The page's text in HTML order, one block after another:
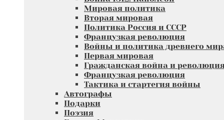
Мировая политика
Вторая мировая
Политика Россия и СССР
Французкая революция
Войны и политика древнего
Первая мировая
Гражданская война и
Французкая революция
Тактика и стартегия войны
Автографы
Подарки
Поэзия